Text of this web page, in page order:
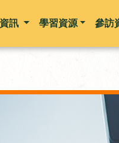
訊 學習資源 參訪